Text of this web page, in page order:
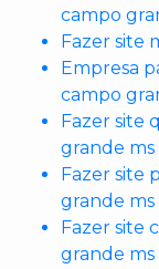
campo
Fazer site
Empresa
campo
Fazer site
grande ms
Fazer site
grande ms
Fazer site
grande ms